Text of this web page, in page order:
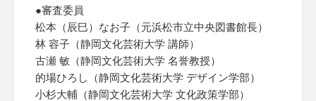
●審査委員
松本（辰巳）なお子（元浜松市立中央図書館長）
林 容子（静岡文化芸術大学 講師）
古瀬 敏（静岡文化芸術大学 名誉教授）
的場ひろし（静岡文化芸術大学 デザイン学部）
小杉大輔（静岡文化芸術大学 文化政策学部）